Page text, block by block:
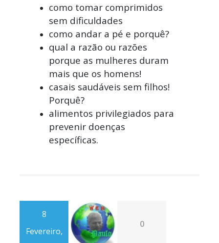
como tomar comprimidos
sem dificuldades
como andar a pé e porquê?
qual a razão ou razões
porque as mulheres duram
mais que os homens!
casais saudáveis sem filhos!
Porquê?
alimentos privilegiados para
prevenir doenças
específicas.
8
Fevereiro,
0